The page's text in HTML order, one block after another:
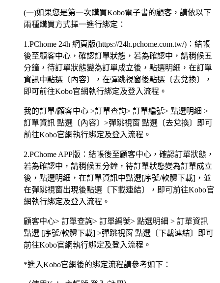
(一)如果您是第一次購買Kobo電子書的顧客，請依以下
兩種購買方式擇一進行綁定：
1.PChome 24h 網頁版(https://24h.pchome.com.tw/)：結帳
後至顧客中心，確認訂單狀態，若為確認中，請稍候五
分鐘，待訂單狀態變為訂單成立後，點選明細，在訂單
資訊中點選〔內容〕，在彈跳視窗後點選〔去兌換〕，
即可前往Kobo官網執行綁定及登入流程。
我的訂單/顧客中心 >訂單查詢> 訂單編號> 點選明細 >
訂單資訊 點選〔內容〕>彈跳視窗 點選〔去兌換〕即可
前往Kobo官網執行綁定及登入流程。
2.PChome APP版：結帳後至顧客中心，確認訂單狀態，
若為確認中，請稍候五分鐘，待訂單狀態變為訂單成立
後，點選明細，在訂單資訊中點選[序號/軟體下載]，並
在彈跳視窗出現後點選〔下載連結〕，即可前往Kobo官
網執行綁定及登入流程。
顧客中心> 訂單查詢> 訂單編號> 點選明細 > 訂單資訊
點選 [序號/軟體下載] >彈跳視窗 點選〔下載連結〕即可
前往Kobo官網執行綁定及登入流程。
*進入Kobo官網後的綁定流程請參考如下：